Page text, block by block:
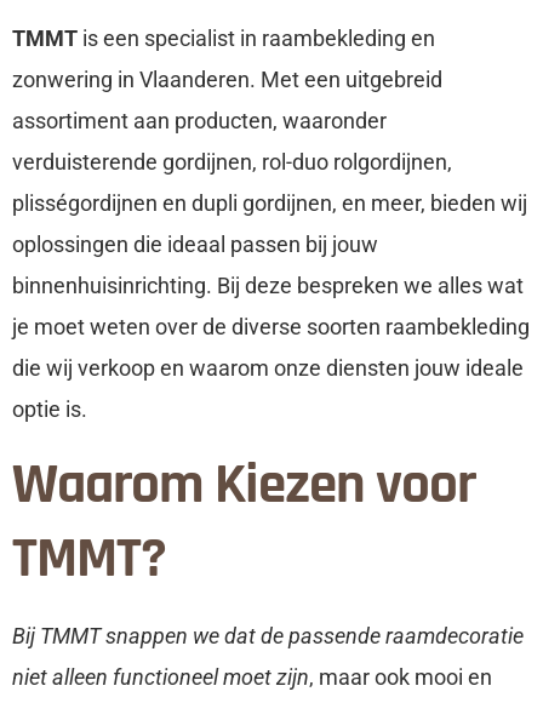
TMMT is een specialist in raambekleding en
zonwering in Vlaanderen. Met een uitgebreid
assortiment aan producten, waaronder
verduisterende gordijnen, rol-duo rolgordijnen,
plisségordijnen en dupli gordijnen, en meer, bieden wij
oplossingen die ideaal passen bij jouw
binnenhuisinrichting. Bij deze bespreken we alles wat
je moet weten over de diverse soorten raambekleding
die wij verkoop en waarom onze diensten jouw ideale
optie is.
Waarom Kiezen voor
TMMT?
Bij TMMT snappen we dat de passende raamdecoratie
niet alleen functioneel moet zijn, maar ook mooi en